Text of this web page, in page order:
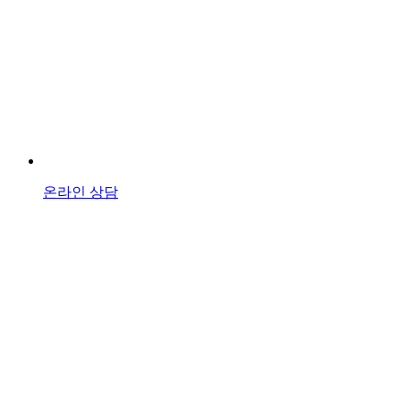
온라인 상담